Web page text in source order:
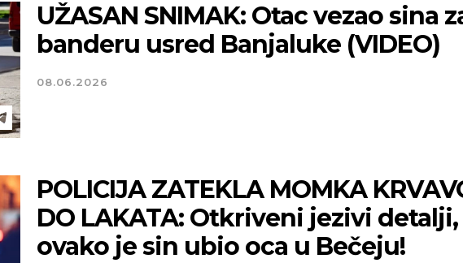
UŽASAN SNIMAK: Otac vezao sina
banderu usred Banjaluke (VIDEO)
08.06.2026
POLICIJA ZATEKLA MOMKA
DO LAKATA: Otkriveni jezivi detalji,
ovako je sin ubio oca u Bečeju!